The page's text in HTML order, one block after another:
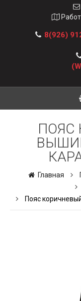
8(926)
ПОЯС
Главная
Пояс